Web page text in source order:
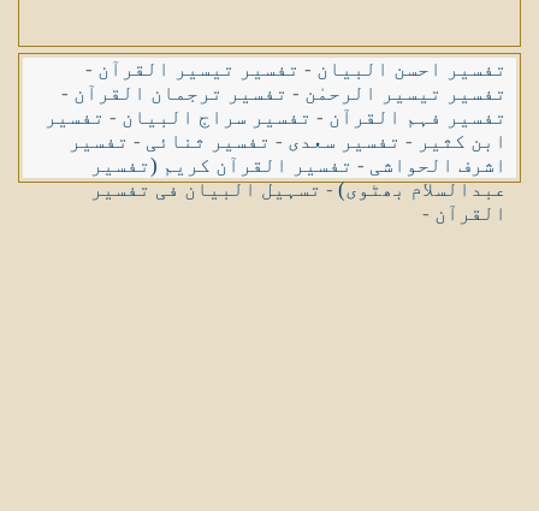
تفسیر احسن البیان - تفسیر تیسیر القرآن -
تفسیر تیسیر الرحمٰن - تفسیر ترجمان القرآن -
تفسیر فہم القرآن - تفسیر سراج البیان - تفسیر
ابن کثیر - تفسیر سعدی - تفسیر ثنائی - تفسیر
اشرف الحواشی - تفسیر القرآن کریم (تفسیر
عبدالسلام بھٹوی)-تسہیل البیان فی تفسیر
القرآن -